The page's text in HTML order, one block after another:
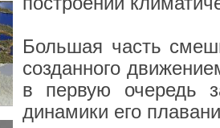
Большая часть
созданного
в первую очередь
динамики его